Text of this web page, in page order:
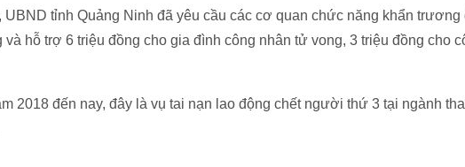
UBND tỉnh Quảng Ninh đã yêu cầu các cơ quan chức năng khẩn trương
và hỗ trợ 6 triệu đồng cho gia đình công nhân tử vong, 3 triệu đồng cho
2018 đến nay, đây là vụ tai nạn lao động chết người thứ 3 tại ngành